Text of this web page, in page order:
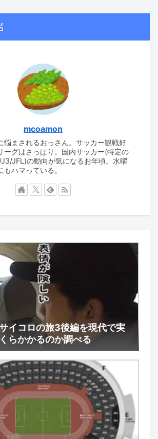
mcoamon
悩まされるおっさん。サッカー観戦好
ーグはさっぱり。国内サッカー(特定の
JFL)の動向が気になるお年頃。水曜
もハマっている。
イコロの旅3後編を現代で実
らかかるのか調べる